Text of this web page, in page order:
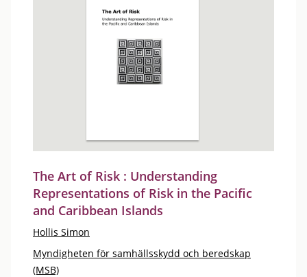
The Art of Risk : Understanding
Representations of Risk in the Pacific
and Caribbean Islands
Hollis Simon
Myndigheten för samhällsskydd och beredskap
(MSB)